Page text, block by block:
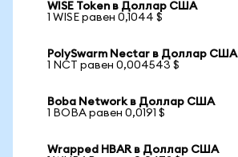
WISE Token в Доллар США
1 WISE равен 0,1044 $
PolySwarm Nectar в Доллар США
1 NCT равен 0,004543 $
Boba Network в Доллар США
1 BOBA равен 0,0191 $
Wrapped HBAR в Доллар США